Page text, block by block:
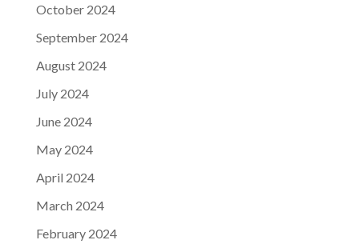
October 2024
September 2024
August 2024
July 2024
June 2024
May 2024
April 2024
March 2024
February 2024